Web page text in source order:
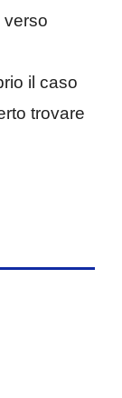
verso
il caso
trovare